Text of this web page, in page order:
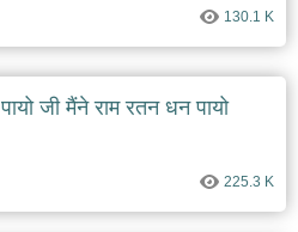
130.1 K
पायो जी मैंने राम रतन धन पायो
225.3 K